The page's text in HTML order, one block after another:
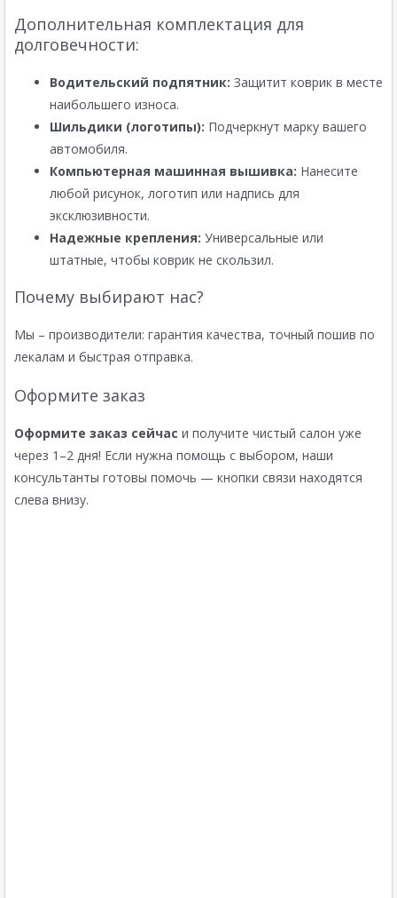
Дополнительная комплектация для
долговечности:
Водительский подпятник: Защитит коврик в месте
наибольшего износа.
Шильдики (логотипы): Подчеркнут марку вашего
автомобиля.
Компьютерная машинная вышивка: Нанесите
любой рисунок, логотип или надпись для
эксклюзивности.
Надежные крепления: Универсальные или
штатные, чтобы коврик не скользил.
Почему выбирают нас?
Мы – производители: гарантия качества, точный пошив по
лекалам и быстрая отправка.
Оформите заказ
Оформите заказ сейчас и получите чистый салон уже
через 1–2 дня! Если нужна помощь с выбором, наши
консультанты готовы помочь — кнопки связи находятся
слева внизу.